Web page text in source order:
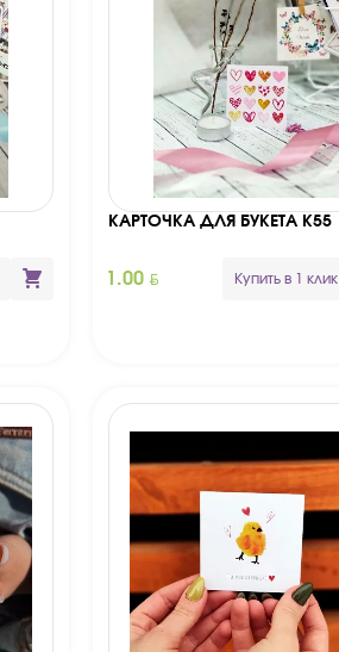
КАРТОЧКА ДЛЯ БУКЕТА К55
1.00BYN Купить в 1 клик